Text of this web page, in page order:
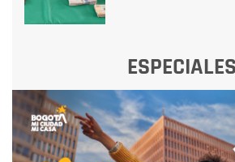
ESPECIALES